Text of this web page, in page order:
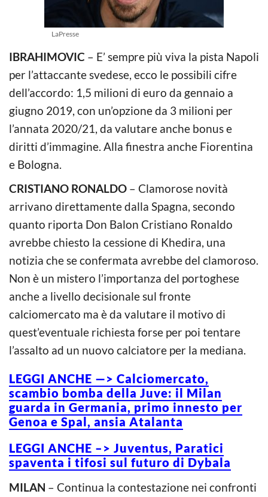
LaPresse
IBRAHIMOVIC – E’ sempre più viva la pista Napoli
per l’attaccante svedese, ecco le possibili cifre
dell’accordo: 1,5 milioni di euro da gennaio a
giugno 2019, con un’opzione da 3 milioni per
l’annata 2020/21, da valutare anche bonus e
diritti d’immagine. Alla finestra anche Fiorentina
e Bologna.
CRISTIANO RONALDO – Clamorose novità
arrivano direttamente dalla Spagna, secondo
quanto riporta Don Balon Cristiano Ronaldo
avrebbe chiesto la cessione di Khedira, una
notizia che se confermata avrebbe del clamoroso.
Non è un mistero l’importanza del portoghese
anche a livello decisionale sul fronte
calciomercato ma è da valutare il motivo di
quest’eventuale richiesta forse per poi tentare
l’assalto ad un nuovo calciatore per la mediana.
LEGGI ANCHE —> Calciomercato,
scambio bomba della Juve: il Milan
guarda in Germania, primo innesto per
Genoa e Spal, ansia Atalanta
LEGGI ANCHE –> Juventus, Paratici
spaventa i tifosi sul futuro di Dybala
MILAN – Continua la contestazione nei confronti